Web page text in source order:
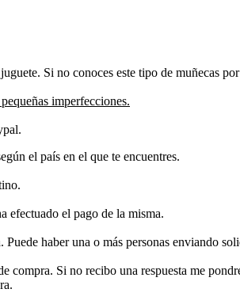
Si no conoces este tipo de muñecas
imperfecciones.
el país en el que te encuentres.
efectuado el pago de la misma.
haber una o más personas enviando
Si no recibo una respuesta me